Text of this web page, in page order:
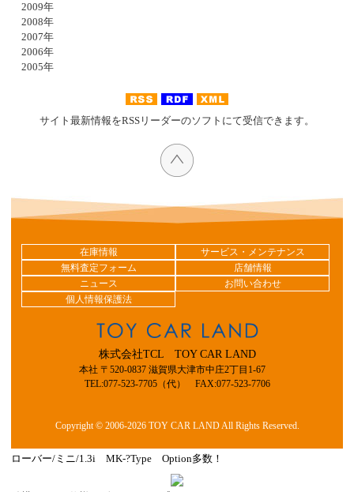
2009年
2008年
2007年
2006年
2005年
サイト最新情報をRSSリーダーのソフトにて受信できます。
在庫情報
サービス・メンテナンス
無料査定フォーム
店舗情報
ニュース
お問い合わせ
個人情報保護法
株式会社TCL TOY CAR LAND
本社 〒520-0837 滋賀県大津市中庄2丁目1-67
TEL:077-523-7705（代） FAX:077-523-7706
Copyright © 2006-2026 TOY CAR LAND All Rights Reserved.
ローバー/ミニ/1.3i MK-?Type Option多数！